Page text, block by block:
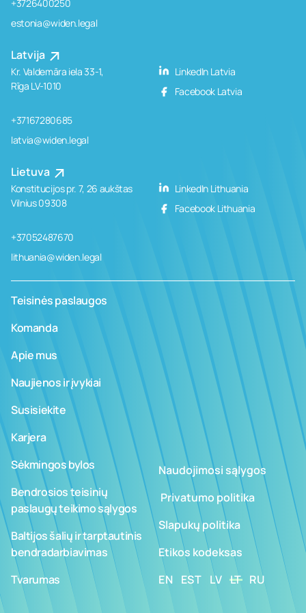
+3726400250
estonia@widen.legal
Latvija
Kr. Valdemāra iela 33-1,
Rīga LV-1010
+37167280685
latvia@widen.legal
LinkedIn Latvia
Facebook Latvia
Lietuva
Konstitucijos pr. 7, 26 aukštas
Vilnius 09308
+37052487670
lithuania@widen.legal
LinkedIn Lithuania
Facebook Lithuania
Teisinės paslaugos
Komanda
Apie mus
Naujienos ir įvykiai
Susisiekite
Karjera
Sėkmingos bylos
Bendrosios teisinių
paslaugų teikimo sąlygos
Baltijos šalių ir tarptautinis
bendradarbiavimas
Tvarumas
Naudojimosi sąlygos
­ ­­Privatumo politika
Slapukų politika
Etikos kodeksas
EN EST LV LT RU